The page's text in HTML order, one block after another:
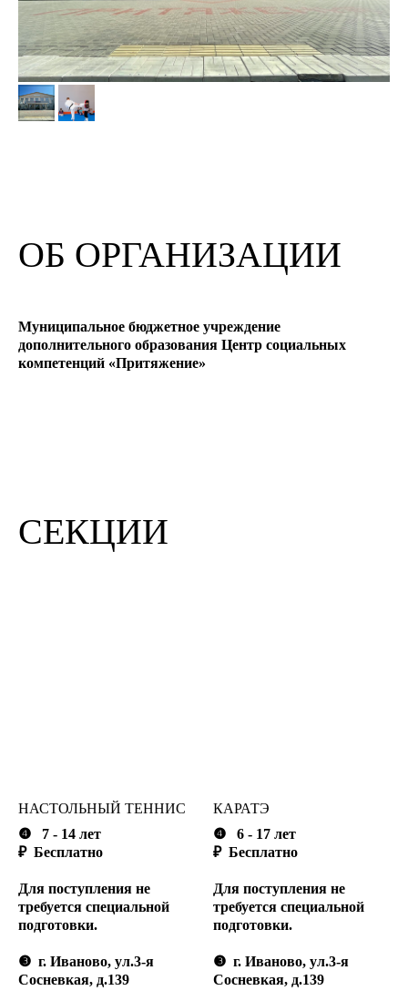
ОБ ОРГАНИЗАЦИИ
Муниципальное бюджетное учреждение
дополнительного образования Центр социальных
компетенций «Притяжение»
СЕКЦИИ
НАСТОЛЬНЫЙ ТЕННИС
❹ 7 - 14 лет
₽ Бесплатно
Для поступления не
требуется специальной
подготовки.
❸ г. Иваново, ул.3-я
Сосневкая, д.139
КАРАТЭ
❹ 6 - 17 лет
₽ Бесплатно
Для поступления не
требуется специальной
подготовки.
❸ г. Иваново, ул.3-я
Сосневкая, д.139